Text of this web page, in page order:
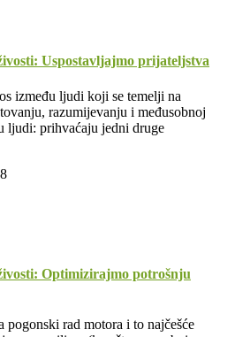
Uspostavljajmo prijateljstva
između ljudi koji se temelji na
razumijevanju i međusobnoj
ljudi: prihvaćaju jedni druge
Optimizirajmo potrošnju
pogonski rad motora i to najčešće